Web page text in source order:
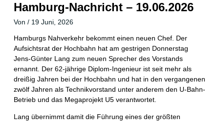
Hamburg-Nachricht – 19.06.2026
Von / 19 Juni, 2026
Hamburgs Nahverkehr bekommt einen neuen Chef. Der
Aufsichtsrat der Hochbahn hat am gestrigen Donnerstag
Jens-Günter Lang zum neuen Sprecher des Vorstands
ernannt. Der 62-jährige Diplom-Ingenieur ist seit mehr als
dreißig Jahren bei der Hochbahn und hat in den vergangenen
zwölf Jahren als Technikvorstand unter anderem den U-Bahn-
Betrieb und das Megaprojekt U5 verantwortet.
Lang übernimmt damit die Führung eines der größten